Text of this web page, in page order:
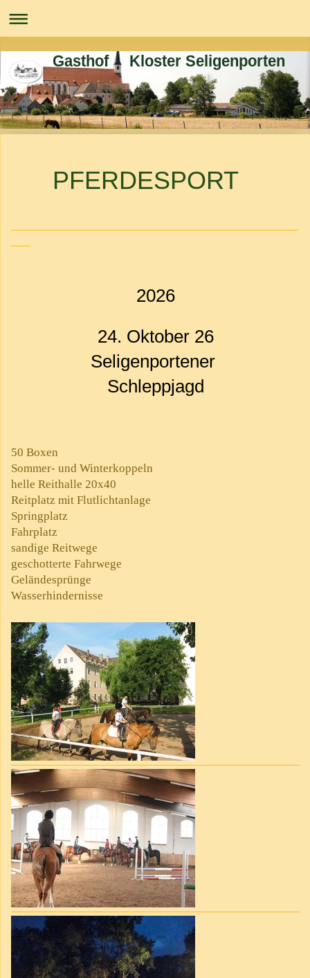
Gasthof Kloster Seligenporten
PFERDESPORT
2026
24. Oktober 26
Seligenportener
Schleppjagd
50 Boxen
Sommer- und Winterkoppeln
helle Reithalle 20x40
Reitplatz mit Flutlichtanlage
Springplatz
Fahrplatz
sandige Reitwege
geschotterte Fahrwege
Geländesprünge
Wasserhindernisse